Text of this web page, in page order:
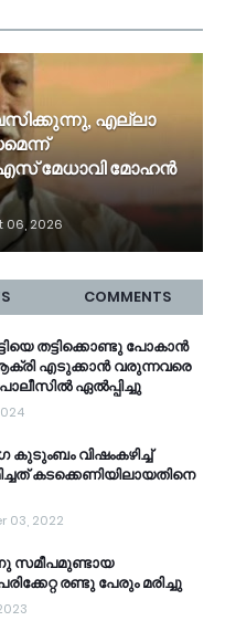
എല്ലാ
മേധാവി മോഹൻ
06, 2026
COMMENTS
തട്ടിക്കൊണ്ടു പോകാൻ
എടുക്കാൻ വരുന്നവരെ
ഏൽപ്പിച്ചു
കുടുംബം വിഷംകഴിച്ച്‌
കടക്കെണിയിലായതിനെ
03, 2022
സമീപമുണ്ടായ
രണ്ടു പേരും മരിച്ചു